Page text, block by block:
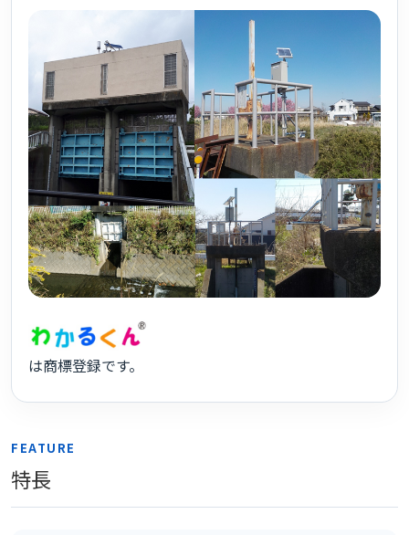
は商標登録です。
FEATURE
特長